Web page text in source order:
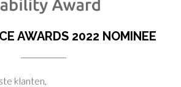
AWARDS 2022 NOMINEE
klanten,